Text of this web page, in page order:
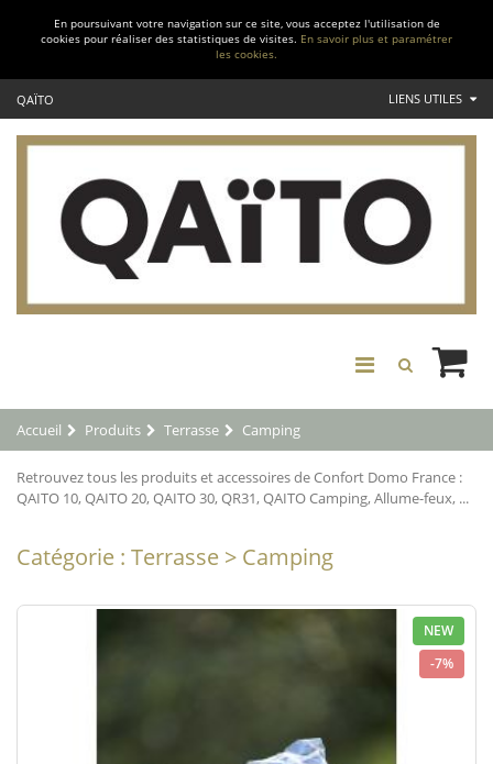
En poursuivant votre navigation sur ce site, vous acceptez l'utilisation de
cookies pour réaliser des statistiques de visites. En savoir plus et paramétrer
les cookies.
QAÏTO LIENS UTILES
Accueil Produits Terrasse Camping
Retrouvez tous les produits et accessoires de Confort Domo France :
QAITO 10, QAITO 20, QAITO 30, QR31, QAITO Camping, Allume-feux, ...
Catégorie : Terrasse > Camping
NEW
-7%